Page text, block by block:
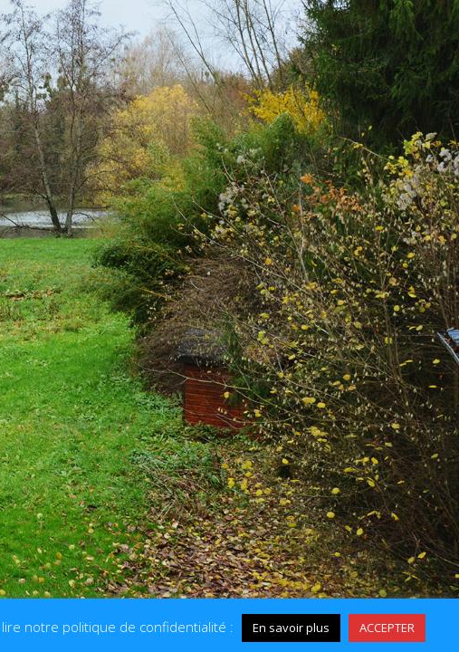
notre politique de confidentialité : En savoir plus ACCEPTER